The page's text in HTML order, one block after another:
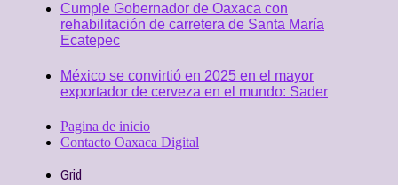
Cumple Gobernador de Oaxaca con
rehabilitación de carretera de Santa María
Ecatepec
México se convirtió en 2025 en el mayor
exportador de cerveza en el mundo: Sader
Pagina de inicio
Contacto Oaxaca Digital
Grid